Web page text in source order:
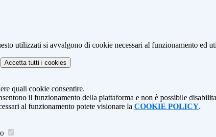
utilizzati si avvalgono di cookie necessari al funzionamento ed
Accetta tutti i cookies
quali cookie consentire.
il funzionamento della piattaforma e non è possibile
al funzionamento potete visionare la COOKIE POLICY.